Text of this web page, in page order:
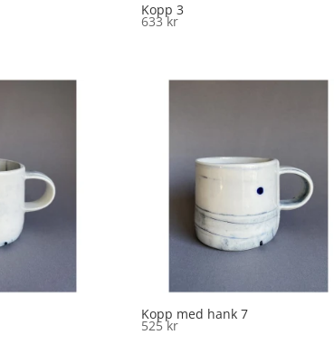
Kopp 3
633kr
Kopp med hank 7
525kr